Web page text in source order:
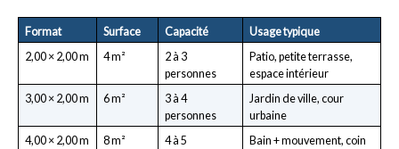
Format Surface Capacité
Usage typique
2,00 × 2,00 m
4 m²
2 à 3
personnes
Patio, petite terrasse,
espace intérieur
3,00 × 2,00 m
6 m²
3 à 4
personnes
Jardin de ville, cour
urbaine
4,00 × 2,00 m
8 m²
4 à 5
Bain + mouvement, coin